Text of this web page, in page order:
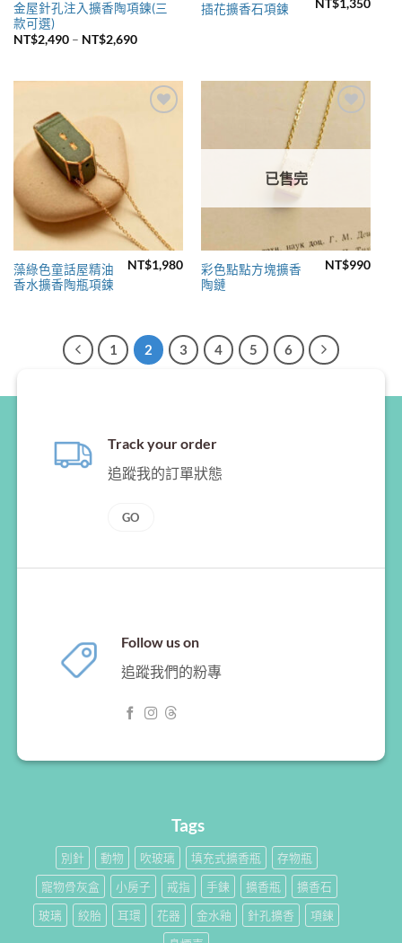
金屋針孔注入擴香陶項鍊(三
款可選)
NT$2,490 – NT$2,690價
NT$2,490
NT$2,690
插花擴香石項鍊 NT$1,350
藻綠色童話屋精油
香水擴香陶瓶項鍊
NT$1,980
已售完
彩色點點方塊擴香
陶鏈
NT$990
1 2 3 4 5 6
Track your order
追蹤我的訂單狀態
GO
Follow us on
追蹤我們的粉專
Tags
別針 動物 吹玻璃 填充式擴香瓶
存物瓶
寵物骨灰盒
小房子 戒指 手鍊 擴香瓶
擴香石
玻璃
絞胎 耳環 花器 金水釉 針孔擴香
項鍊